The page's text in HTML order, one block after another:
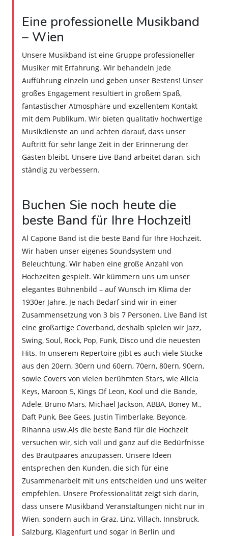
Eine professionelle Musikband
– Wien
Unsere Musikband ist eine Gruppe professioneller
Musiker mit Erfahrung. Wir behandeln jede
Aufführung einzeln und geben unser Bestens! Unser
großes Engagement resultiert in großem Spaß,
fantastischer Atmosphäre und exzellentem Kontakt
mit dem Publikum. Wir bieten qualitativ hochwertige
Musikdienste an und achten darauf, dass unser
Auftritt für sehr lange Zeit in der Erinnerung der
Gästen bleibt. Unsere Live-Band arbeitet daran, sich
ständig zu verbessern.
Buchen Sie noch heute die
beste Band für Ihre Hochzeit!
Al Capone Band ist die beste Band für Ihre Hochzeit.
Wir haben unser eigenes Soundsystem und
Beleuchtung. Wir haben eine große Anzahl von
Hochzeiten gespielt. Wir kümmern uns um unser
elegantes Bühnenbild – auf Wunsch im Klima der
1930er Jahre. Je nach Bedarf sind wir in einer
Zusammensetzung von 3 bis 7 Personen. Live Band ist
eine großartige Coverband, deshalb spielen wir Jazz,
Swing, Soul, Rock, Pop, Funk, Disco und die neuesten
Hits. In unserem Repertoire gibt es auch viele Stücke
aus den 20ern, 30ern und 60ern, 70ern, 80ern, 90ern,
sowie Covers von vielen berühmten Stars, wie Alicia
Keys, Maroon 5, Kings Of Leon, Kool und die Bande,
Adele, Bruno Mars, Michael Jackson, ABBA, Boney M.,
Daft Punk, Bee Gees, Justin Timberlake, Beyonce,
Rihanna usw.Als die beste Band für die Hochzeit
versuchen wir, sich voll und ganz auf die Bedürfnisse
des Brautpaares anzupassen. Unsere Ideen
entsprechen den Kunden, die sich für eine
Zusammenarbeit mit uns entscheiden und uns weiter
empfehlen. Unsere Professionalität zeigt sich darin,
dass unsere Musikband Veranstaltungen nicht nur in
Wien, sondern auch in Graz, Linz, Villach, Innsbruck,
Salzburg, Klagenfurt und sogar in Berlin und